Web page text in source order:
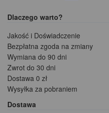
Dlaczego warto?
Jakość i Doświadczenie
Bezpłatna zgoda na zmiany
Wymiana do 90 dni
Zwrot do 30 dni
Dostawa 0 zł
Wysyłka za pobraniem
Dostawa